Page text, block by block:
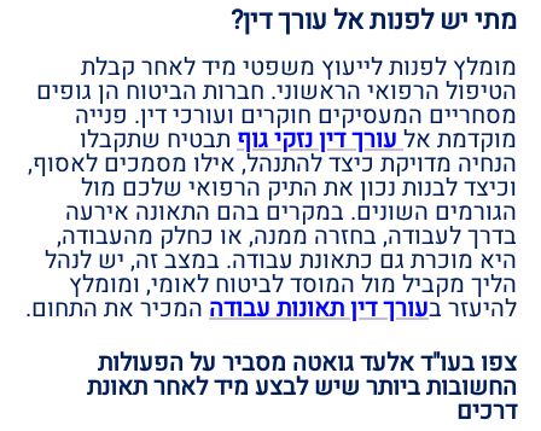
מתי יש לפנות אל עורך דין?
מומלץ לפנות לייעוץ משפטי מיד לאחר קבלת
הטיפול הרפואי הראשוני. חברות הביטוח הן גופים
מסחריים המעסיקים חוקרים ועורכי דין. פנייה
מוקדמת אלעורך דין נזקי גוף תבטיח שתקבלו
הנחיה מדויקת כיצד להתנהל, אילו מסמכים לאסוף,
וכיצד לבנות נכון את התיק הרפואי שלכם מול
הגורמים השונים. במקרים בהם התאונה אירעה
בדרך לעבודה, בחזרה ממנה, או כחלק מהעבודה,
היא מוכרת גם כתאונת עבודה. במצב זה, יש לנהל
הליך מקביל מול המוסד לביטוח לאומי, ומומלץ
להיעזר בעורך דין תאונות עבודה המכיר את התחום.
צפו בעו"ד אלעד גואטה מסביר על הפעולות
החשובות ביותר שיש לבצע מיד לאחר תאונת
דרכים